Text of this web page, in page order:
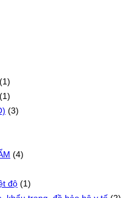
(1)
(1)
(3)
(4)
độ (1)